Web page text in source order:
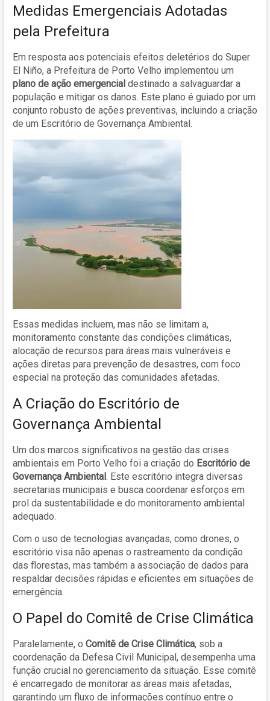
Medidas Emergenciais Adotadas
pela Prefeitura
Em resposta aos potenciais efeitos deletérios do Super
El Niño, a Prefeitura de Porto Velho implementou um
plano de ação emergencial destinado a salvaguardar a
população e mitigar os danos. Este plano é guiado por um
conjunto robusto de ações preventivas, incluindo a criação
de um Escritório de Governança Ambiental.
Essas medidas incluem, mas não se limitam a,
monitoramento constante das condições climáticas,
alocação de recursos para áreas mais vulneráveis e
ações diretas para prevenção de desastres, com foco
especial na proteção das comunidades afetadas.
A Criação do Escritório de
Governança Ambiental
Um dos marcos significativos na gestão das crises
ambientais em Porto Velho foi a criação do Escritório de
Governança Ambiental. Este escritório integra diversas
secretarias municipais e busca coordenar esforços em
prol da sustentabilidade e do monitoramento ambiental
adequado.
Com o uso de tecnologias avançadas, como drones, o
escritório visa não apenas o rastreamento da condição
das florestas, mas também a associação de dados para
respaldar decisões rápidas e eficientes em situações de
emergência.
O Papel do Comitê de Crise Climática
Paralelamente, o Comitê de Crise Climática, sob a
coordenação da Defesa Civil Municipal, desempenha uma
função crucial no gerenciamento da situação. Esse comitê
é encarregado de monitorar as áreas mais afetadas,
garantindo um fluxo de informações contínuo entre o